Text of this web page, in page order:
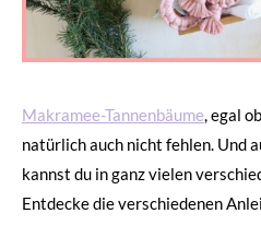
Makramee-Tannenbäume, egal
natürlich auch nicht fehlen. Und
kannst du in ganz vielen
Entdecke die verschiedenen